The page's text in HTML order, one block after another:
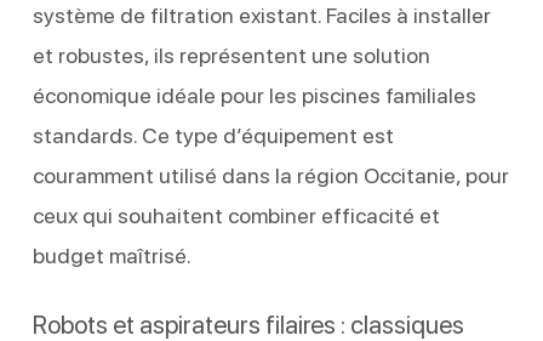
système de filtration existant. Faciles à installer
et robustes, ils représentent une solution
économique idéale pour les piscines familiales
standards. Ce type d’équipement est
couramment utilisé dans la région Occitanie, pour
ceux qui souhaitent combiner efficacité et
budget maîtrisé.
Robots et aspirateurs filaires : classiques